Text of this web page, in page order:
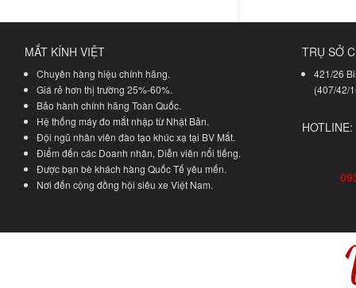
MẮT KÍNH VIỆT
Chuyên hàng hiệu chính hãng.
Giá rẻ hơn thị trường 25%-60%.
Bảo hành chính hãng Toàn Quốc.
Hệ thống máy đo mắt nhập từ Nhật Bản.
Đội ngũ nhân viên đào tạo khúc xạ tại BV Mắt.
Điểm đến các Doanh nhân, Diễn viên nổi tiếng.
Được bạn bè khách hàng Quốc Tế yêu mến.
Nơi đến cộng đồng hội siêu xe Việt Nam.
TRỤ SỞ
421/26
(407/42/
HOTLINE: